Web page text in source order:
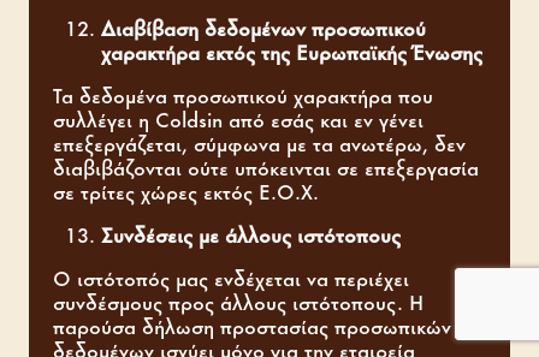
Διαβίβαση δεδομένων προσωπικού
χαρακτήρα εκτός της Ευρωπαϊκής Ένωσης
Τα δεδομένα προσωπικού χαρακτήρα που
συλλέγει η Coldsin από εσάς και εν γένει
επεξεργάζεται, σύμφωνα με τα ανωτέρω, δεν
διαβιβάζονται ούτε υπόκεινται σε επεξεργασία
σε τρίτες χώρες εκτός Ε.Ο.Χ.
Συνδέσεις με άλλους ιστότοπους
Ο ιστότοπός μας ενδέχεται να περιέχει
συνδέσμους προς άλλους ιστότοπους. Η
παρούσα δήλωση προστασίας προσωπικών
δεδομένων ισχύει μόνο για την εταιρεία